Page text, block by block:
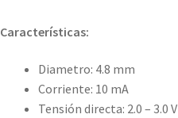
Características:
Diametro: 4.8 mm
Corriente: 10 mA
Tensión directa: 2.0 – 3.0 V